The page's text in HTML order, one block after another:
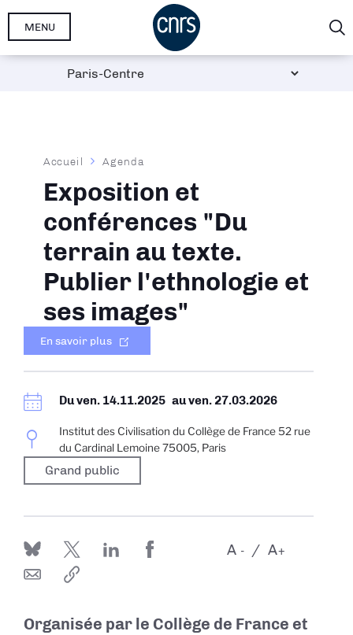
Aller
MENU
Fil
d'Ariane
Accueil Agenda
Exposition et
conférences "Du
terrain au texte.
Publier l'ethnologie et
ses images"
En savoir plus
Duven. 14.11.2025 auven. 27.03.2026
Institut des Civilisation du Collège de France 52 rue
du Cardinal Lemoine 75005, Paris
Grand public
-
A +
A
Organisée par le Collège de France et